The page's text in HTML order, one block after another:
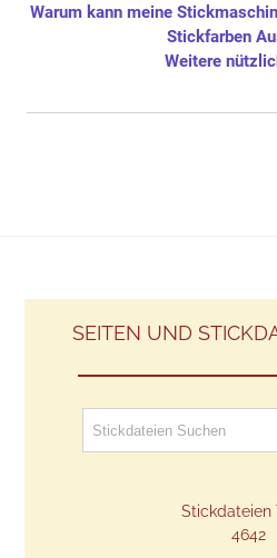
Warum kann meine
Stickfarben
​Weitere
SEITEN UND
Stickdateien
​4642